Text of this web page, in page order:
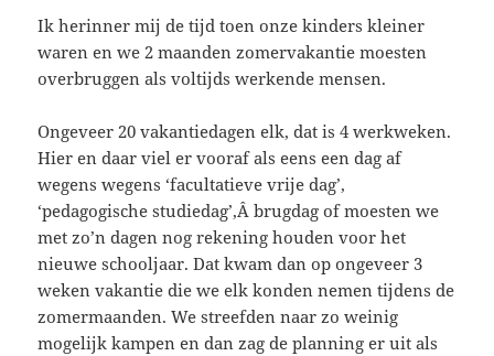
Ik herinner mij de tijd toen onze kinders kleiner
waren en we 2 maanden zomervakantie moesten
overbruggen als voltijds werkende mensen.
Ongeveer 20 vakantiedagen elk, dat is 4 werkweken.
Hier en daar viel er vooraf als eens een dag af
wegens wegens ‘facultatieve vrije dag’,
‘pedagogische studiedag’,Â brugdag of moesten we
met zo’n dagen nog rekening houden voor het
nieuwe schooljaar. Dat kwam dan op ongeveer 3
weken vakantie die we elk konden nemen tijdens de
zomermaanden. We streefden naar zo weinig
mogelijk kampen en dan zag de planning er uit als